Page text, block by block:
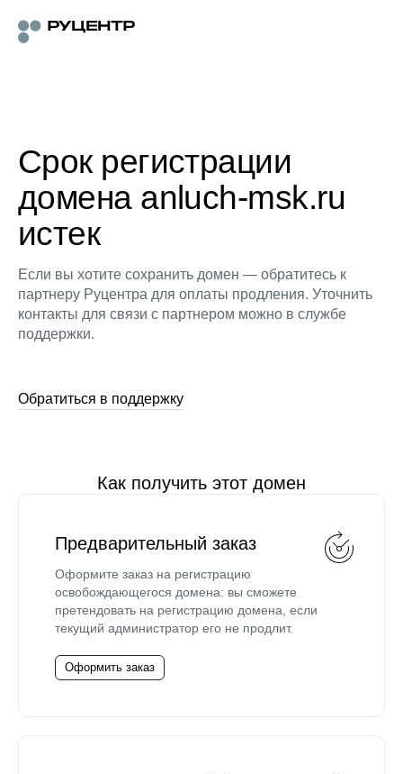
Срок регистрации
домена anluch-msk.ru
истек
Если вы хотите сохранить домен — обратитесь к
партнеру Руцентра для оплаты продления. Уточнить
контакты для связи с партнером можно в службе
поддержки.
Обратиться в поддержку
Как получить этот домен
Предварительный заказ
Оформите заказ на регистрацию
освобождающегося домена: вы сможете
претендовать на регистрацию домена, если
текущий администратор его не продлит.
Оформить заказ